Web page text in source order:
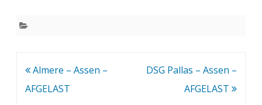
s
Bericht
navigatie
Almere – Assen –
AFGELAST
DSG Pallas – Assen –
AFGELAST